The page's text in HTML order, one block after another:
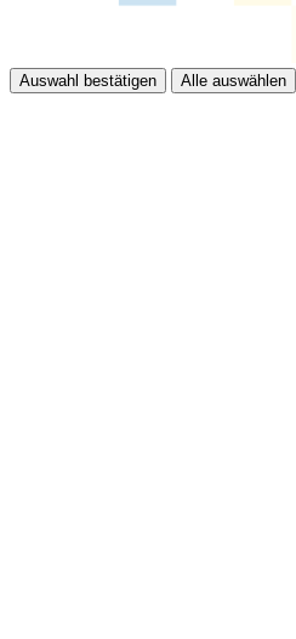
Auswahl bestätigen Alle auswählen